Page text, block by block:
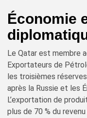
Économie
Le Qatar est membre
Exportateurs de
les troisièmes
après la Russie et les
L’exportation de
plus de 70 % du